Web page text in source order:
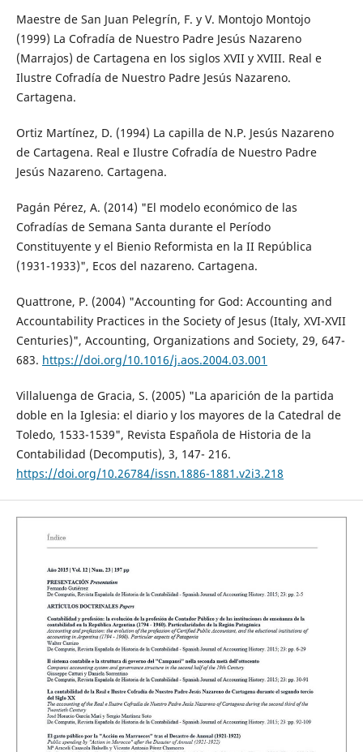
Maestre de San Juan Pelegrín, F. y V. Montojo Montojo
(1999) La Cofradía de Nuestro Padre Jesús Nazareno
(Marrajos) de Cartagena en los siglos XVII y XVIII. Real e
Ilustre Cofradía de Nuestro Padre Jesús Nazareno.
Cartagena.
Ortiz Martínez, D. (1994) La capilla de N.P. Jesús Nazareno
de Cartagena. Real e Ilustre Cofradía de Nuestro Padre
Jesús Nazareno. Cartagena.
Pagán Pérez, A. (2014) "El modelo económico de las
Cofradías de Semana Santa durante el Período
Constituyente y el Bienio Reformista en la II República
(1931-1933)", Ecos del nazareno. Cartagena.
Quattrone, P. (2004) "Accounting for God: Accounting and
Accountability Practices in the Society of Jesus (Italy, XVI-XVII
Centuries)", Accounting, Organizations and Society, 29, 647-
683. https://doi.org/10.1016/j.aos.2004.03.001
Villaluenga de Gracia, S. (2005) "La aparición de la partida
doble en la Iglesia: el diario y los mayores de la Catedral de
Toledo, 1533-1539", Revista Española de Historia de la
Contabilidad (Decomputis), 3, 147- 216.
https://doi.org/10.26784/issn.1886-1881.v2i3.218